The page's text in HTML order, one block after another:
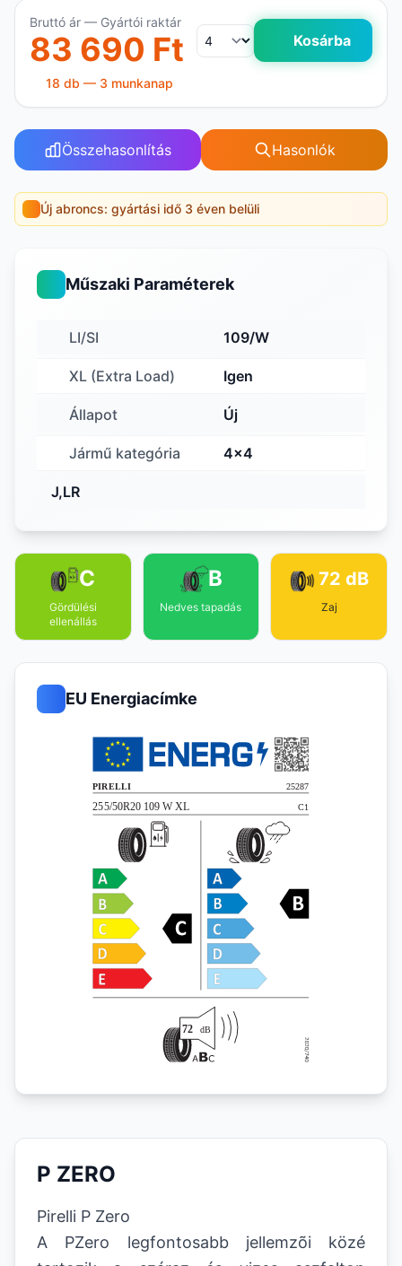
Bruttó ár — Gyártói raktár
83 690 Ft Kosárba
18 db — 3 munkanap
Összehasonlítás Hasonlók
Új abroncs: gyártási idő 3 éven belüli
Műszaki Paraméterek
LI/SI 109/W
XL (Extra Load) Igen
Állapot Új
Jármű kategória 4x4
J,LR
C
Gördülési
ellenállás
B
Nedves tapadás
72 dB
Zaj
EU Energiacímke
P ZERO
Pirelli P Zero
A PZero legfontosabb jellemzõi közé